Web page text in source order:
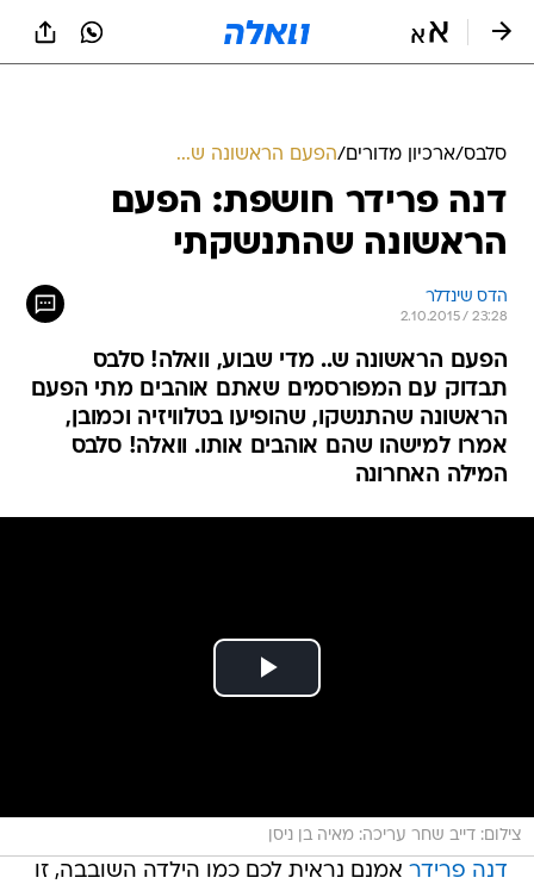
סלבס/ארכיון מדורים/הפעם הראשונה ש...
דנה פרידר חושפת: הפעם
הראשונה שהתנשקתי
הדס שינדלר
2.10.2015 / 23:28
הפעם הראשונה ש.. מדי שבוע, וואלה! סלבס
תבדוק עם המפורסמים שאתם אוהבים מתי הפעם
הראשונה שהתנשקו, שהופיעו בטלוויזיה וכמובן,
אמרו למישהו שהם אוהבים אותו. וואלה! סלבס
המילה האחרונה
צילום: דייב שחר עריכה: מאיה בן ניסן
דנה פרידר אמנם נראית לכם כמו הילדה השובבה, זו